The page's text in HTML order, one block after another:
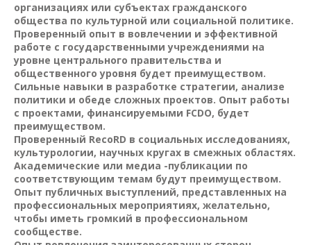
организациях или субъектах гражданского
общества по культурной или социальной политике.
Проверенный опыт в вовлечении и эффективной
работе с государственными учреждениями на
уровне центрального правительства и
общественного уровня будет преимуществом.
Сильные навыки в разработке стратегии, анализе
политики и обеде сложных проектов. Опыт работы
с проектами, финансируемыми FCDO, будет
преимуществом.
Проверенный RecoRD в социальных исследованиях,
культурологии, научных кругах в смежных областях.
Академические или медиа -публикации по
соответствующим темам будут преимуществом.
Опыт публичных выступлений, представленных на
профессиональных мероприятиях, желательно,
чтобы иметь громкий в профессиональном
сообществе.